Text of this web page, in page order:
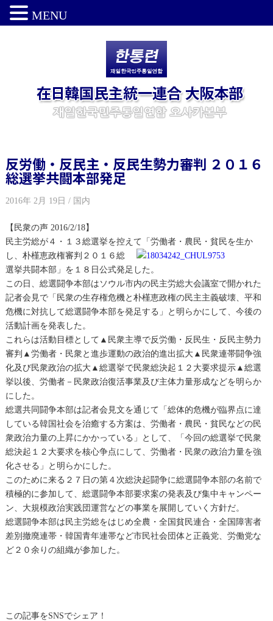
反労働・反民主・反民生勢力審判 ２０１６
総選挙共闘本部発足
2016年 2月 19日 / 国内
【民衆の声 2016/2/18】
民主労総が４・１３総選挙を控えて 「労働者・農民・貧民を生か
し、朴槿恵政権審判２０１６総
選挙共闘本部」を１８日公式発足した。
この日、総選闘争本部はソウル市内の民主労総大会議室で開かれた
記者会見で「民衆の生存権危機と朴槿恵政権の民主主義破壊、平和
危機に対抗して総選闘争本部を発足する」と明らかにして、今後の
活動計画を発表した。
これらは活動目標として▲民衆主導で反労働・反民生・反民主勢力
審判▲労働者・民衆と進歩運動の政治的進出拡大▲民衆連帯闘争強
化及び民衆政治の拡大▲総選挙で民衆総決起１２大要求提示▲総選
挙以後、労働者－民衆政治復活事業及び主体力量形成などを明らか
にした。
総選共同闘争本部は記者会見文を通じて「総体的危機が臨界点に達
している韓国社会を治癒する方案は、労働者・農民・貧民などの民
衆政治力量の上昇にかかっている」として、「今回の総選挙で民衆
総決起１２大要求を核心争点にして、労働者・民衆の政治力量を強
化させる」と明らかにした。
このために来る２７日の第４次総決起闘争に総選闘争本部の名前で
積極的に参加して、総選闘争本部要求案の発表及び集中キャンペー
ン、大規模政治実践団運営などの事業を展開していく方針だ。
総選闘争本部は民主労総をはじめ全農・全国貧民連合・全国障害者
差別撤廃連帯・韓国青年連帯など市民社会団体と正義党、労働党な
ど２０余りの組織が参加した。
この記事をSNSでシェア！
MENU